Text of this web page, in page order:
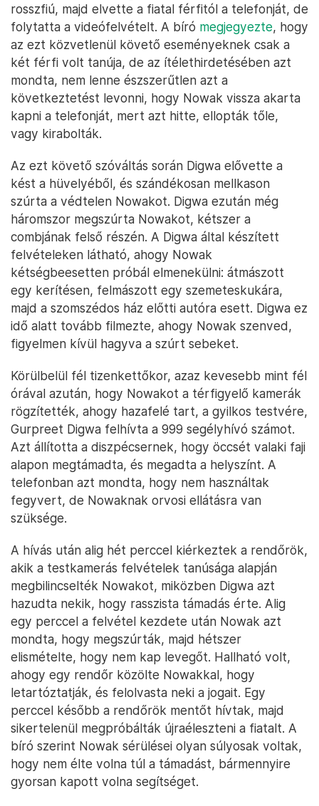
rosszfiú, majd elvette a fiatal férfitól a telefonját, de
folytatta a videófelvételt. A bíró megjegyezte, hogy
az ezt közvetlenül követő eseményeknek csak a
két férfi volt tanúja, de az ítélethirdetésében azt
mondta, nem lenne észszerűtlen azt a
következtetést levonni, hogy Nowak vissza akarta
kapni a telefonját, mert azt hitte, ellopták tőle,
vagy kirabolták.
Az ezt követő szóváltás során Digwa elővette a
kést a hüvelyéből, és szándékosan mellkason
szúrta a védtelen Nowakot. Digwa ezután még
háromszor megszúrta Nowakot, kétszer a
combjának felső részén. A Digwa által készített
felvételeken látható, ahogy Nowak
kétségbeesetten próbál elmenekülni: átmászott
egy kerítésen, felmászott egy szemeteskukára,
majd a szomszédos ház előtti autóra esett. Digwa ez
idő alatt tovább filmezte, ahogy Nowak szenved,
figyelmen kívül hagyva a szúrt sebeket.
Körülbelül fél tizenkettőkor, azaz kevesebb mint fél
órával azután, hogy Nowakot a térfigyelő kamerák
rögzítették, ahogy hazafelé tart, a gyilkos testvére,
Gurpreet Digwa felhívta a 999 segélyhívó számot.
Azt állította a diszpécsernek, hogy öccsét valaki faji
alapon megtámadta, és megadta a helyszínt. A
telefonban azt mondta, hogy nem használtak
fegyvert, de Nowaknak orvosi ellátásra van
szüksége.
A hívás után alig hét perccel kiérkeztek a rendőrök,
akik a testkamerás felvételek tanúsága alapján
megbilincselték Nowakot, miközben Digwa azt
hazudta nekik, hogy rasszista támadás érte. Alig
egy perccel a felvétel kezdete után Nowak azt
mondta, hogy megszúrták, majd hétszer
elismételte, hogy nem kap levegőt. Hallható volt,
ahogy egy rendőr közölte Nowakkal, hogy
letartóztatják, és felolvasta neki a jogait. Egy
perccel később a rendőrök mentőt hívtak, majd
sikertelenül megpróbálták újraéleszteni a fiatalt. A
bíró szerint Nowak sérülései olyan súlyosak voltak,
hogy nem élte volna túl a támadást, bármennyire
gyorsan kapott volna segítséget.